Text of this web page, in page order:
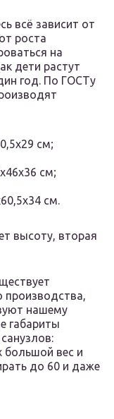
всё зависит от
роста
на
дети растут
год. По ГОСТу
см;
см;
см.
высоту, вторая
производства,
нашему
габариты
вес и
до 60 и даже